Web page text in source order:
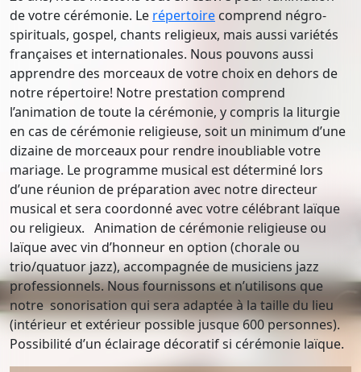
de votre cérémonie. Le répertoire comprend négro-
spirituals, gospel, chants religieux, mais aussi variétés
françaises et internationales. Nous pouvons aussi
apprendre des morceaux de votre choix en dehors de
notre répertoire! Notre prestation comprend
l’animation de toute la cérémonie, y compris la liturgie
en cas de cérémonie religieuse, soit un minimum d’une
dizaine de morceaux pour rendre inoubliable votre
mariage. Le programme musical est déterminé lors
d’une réunion de préparation avec notre directeur
musical et sera coordonné avec votre célébrant laïque
ou religieux. Animation de cérémonie religieuse ou
laïque avec vin d’honneur en option (chorale ou
trio/quatuor jazz), accompagnée de musiciens jazz
professionnels. Nous fournissons et n’utilisons que
notre sonorisation qui sera adaptée à la taille du lieu
(intérieur et extérieur possible jusque 600 personnes).
Possibilité d’un éclairage décoratif si cérémonie laïque.